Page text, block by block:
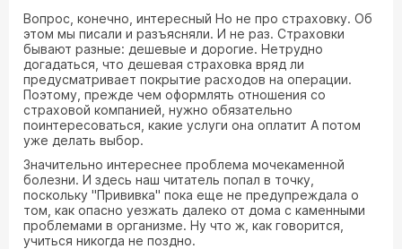
Вопрос, конечно, интересный Но не про страховку. Об
этом мы писали и разъясняли. И не раз. Страховки
бывают разные: дешевые и дорогие. Нетрудно
догадаться, что дешевая страховка вряд ли
предусматривает покрытие расходов на операции.
Поэтому, прежде чем оформлять отношения со
страховой компанией, нужно обязательно
поинтересоваться, какие услуги она оплатит А потом
уже делать выбор.
Значительно интереснее проблема мочекаменной
болезни. И здесь наш читатель попал в точку,
поскольку "Прививка" пока еще не предупреждала о
том, как опасно уезжать далеко от дома с каменными
проблемами в организме. Ну что ж, как говорится,
учиться никогда не поздно.